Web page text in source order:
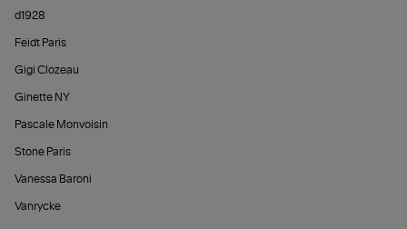
d1928
Feidt Paris
Gigi Clozeau
Ginette NY
Pascale Monvoisin
Stone Paris
Vanessa Baroni
Vanrycke